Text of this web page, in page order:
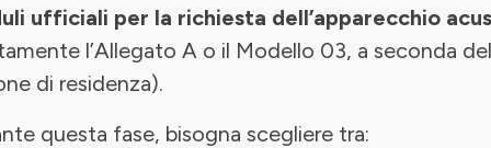
ufficiali per la richiesta dell’apparecchio
l’Allegato A o il Modello 03, a seconda
di residenza).
questa fase, bisogna scegliere tra: